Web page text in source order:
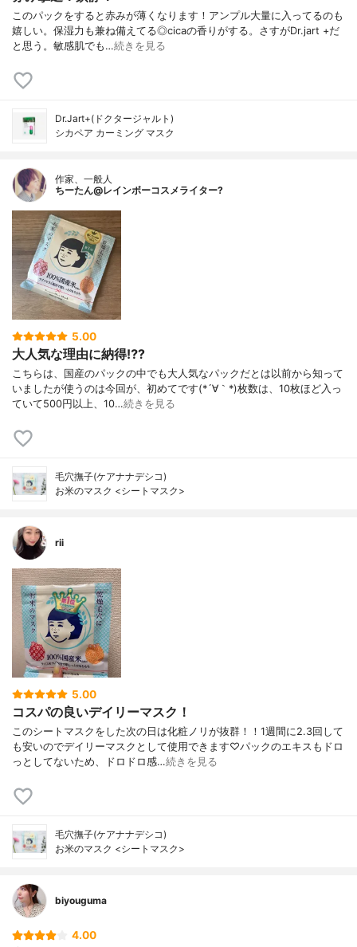
このパックをすると赤みが薄くなります！アンプル大量に入ってるのも
嬉しい。保湿力も兼ね備えてる◎cicaの香りがする。さすがDr.jart +だ
と思う。敏感肌でも…続きを見る
Dr.Jart+(ドクタージャルト)
シカペア カーミング マスク
作家、一般人
ちーたん@レインボーコスメライター?
5.00
大人気な理由に納得⁉️?
こちらは、国産のパックの中でも大人気なパックだとは以前から知って
いましたが使うのは今回が、初めてです(*´∀｀*)枚数は、10枚ほど入っ
ていて500円以上、10…続きを見る
毛穴撫子(ケアナナデシコ)
お米のマスク <シートマスク>
rii
5.00
コスパの良いデイリーマスク！
このシートマスクをした次の日は化粧ノリが抜群！！1週間に2.3回して
も安いのでデイリーマスクとして使用できます♡パックのエキスもドロ
っとしてないため、ドロドロ感…続きを見る
毛穴撫子(ケアナナデシコ)
お米のマスク <シートマスク>
biyouguma
4.00